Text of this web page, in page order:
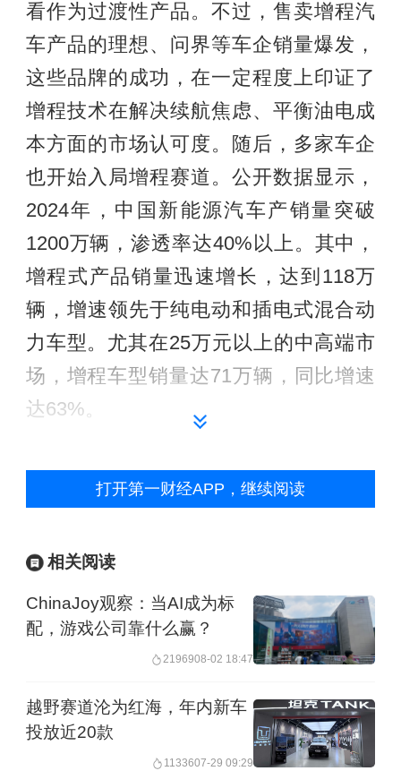
看作为过渡性产品。不过，售卖增程汽
车产品的理想、问界等车企销量爆发，
这些品牌的成功，在一定程度上印证了
增程技术在解决续航焦虑、平衡油电成
本方面的市场认可度。随后，多家车企
也开始入局增程赛道。公开数据显示，
2024年，中国新能源汽车产销量突破
1200万辆，渗透率达40%以上。其中，
增程式产品销量迅速增长，达到118万
辆，增速领先于纯电动和插电式混合动
力车型。尤其在25万元以上的中高端市
场，增程车型销量达71万辆，同比增速
达63%。
裁段伟在2025年电动汽车百人会论坛上
有4款产品采用增程式技术，到2024年，
仅当年上市的增程电动车就已经超过了
50款。他认为，增程式技术路线已成为
新能源主流技术路线之一。
值得注意的是，从当前推出的增程式产
品来看，车型价格普遍较高，尤其是理
打开第一财经APP，继续阅读
相关阅读
ChinaJoy观察：当AI成为标
配，游戏公司靠什么赢？
2196908-02 18:47
越野赛道沦为红海，年内新车
投放近20款
1133607-29 09:29